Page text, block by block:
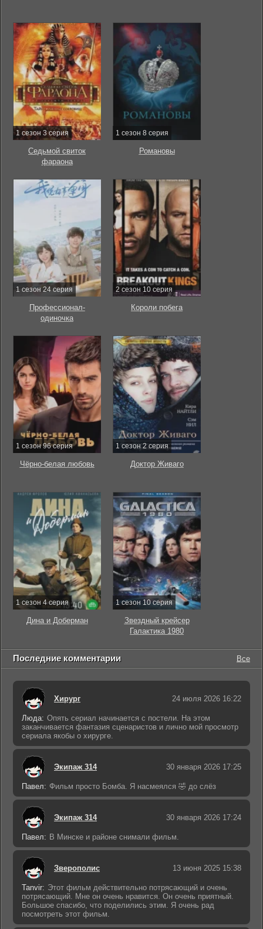
1 сезон 3 серия
Седьмой свиток
фараона
1 сезон 8 серия
Романовы
1 сезон 24 серия
Профессионал-
одиночка
2 сезон 10 серия
Короли побега
1 сезон 96 серия
Чёрно-белая любовь
1 сезон 2 серия
Доктор Живаго
1 сезон 4 серия
Дина и Доберман
1 сезон 10 серия
Звездный крейсер
Галактика 1980
Последние комментарии Все
Хирург 24 июля 2026 16:22
Люда: Опять сериал начинается с постели. На этом
заканчивается фантазия сценаристов и лично мой просмотр
сериала якобы о хирурге.
Экипаж 314 30 января 2026 17:25
Павел: Фильм просто Бомба. Я насмеялся 🤣 до слёз
Экипаж 314 30 января 2026 17:24
Павел: В Минске и районе снимали фильм.
Зверополис 13 июня 2025 15:38
Tanvir: Этот фильм действительно потрясающий и очень
потрясающий. Мне он очень нравится. Он очень приятный.
Большое спасибо, что поделились этим. Я очень рад
посмотреть этот фильм.